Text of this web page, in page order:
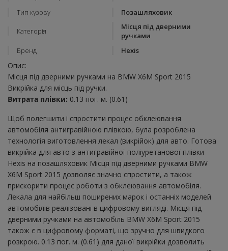
Тип кузову
Позашляховик
Категорія
Місця під дверними
ручками
Бренд
Hexis
Опис:
Місця під дверними ручками на BMW X6M Sport 2015
Викрійка для місць під ручки.
Витрата плівки: 0.13 пог. м. (0.61)
Щоб полегшити і спростити процес обклеювання
автомобіля антигравійною плівкою, була розроблена
технологія виготовлення лекал (викрійок) для авто. Готова
викрійка для авто з антигравійної поліуретанової плівки
Hexis на позашляховик Місця під дверними ручками BMW
X6M Sport 2015 дозволяє значно спростити, а також
прискорити процес роботи з обклеювання автомобіля.
Лекала для найбільш поширених марок і останніх моделей
автомобілів реалізовані в цифровому вигляді. Місця під
дверними ручками на автомобіль BMW X6M Sport 2015
також є в цифровому форматі, що зручно для швидкого
розкрою. 0.13 пог. м. (0.61) для даної викрійки дозволить